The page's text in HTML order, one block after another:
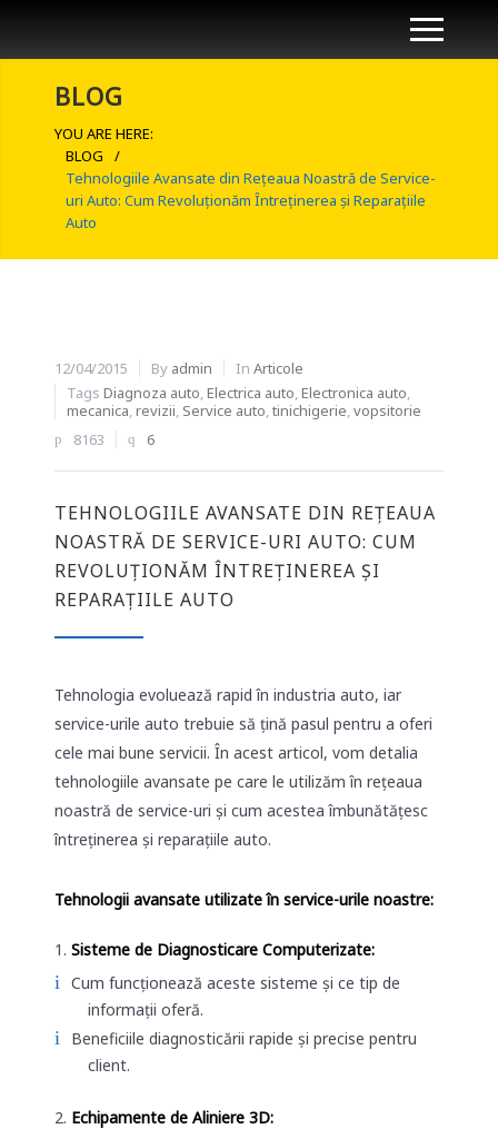
BLOG
YOU ARE HERE:
BLOG
/
Tehnologiile Avansate din Rețeaua Noastră de Service-
uri Auto: Cum Revoluționăm Întreținerea și Reparațiile
Auto
12/04/2015 By admin In Articole
Tags Diagnoza auto,Electrica auto,Electronica auto,
mecanica,revizii, Service auto,tinichigerie,vopsitorie
8163
6
TEHNOLOGIILE AVANSATE DIN REȚEAUA
NOASTRĂ DE SERVICE-URI AUTO: CUM
REVOLUȚIONĂM ÎNTREȚINEREA ȘI
REPARAȚIILE AUTO
Tehnologia evoluează rapid în industria auto, iar
service-urile auto trebuie să țină pasul pentru a oferi
cele mai bune servicii. În acest articol, vom detalia
tehnologiile avansate pe care le utilizăm în rețeaua
noastră de service-uri și cum acestea îmbunătățesc
întreținerea și reparațiile auto.
Tehnologii avansate utilizate în service-urile noastre:
Sisteme de Diagnosticare Computerizate:
Cum funcționează aceste sisteme și ce tip de
informații oferă.
Beneficiile diagnosticării rapide și precise pentru
client.
Echipamente de Aliniere 3D: